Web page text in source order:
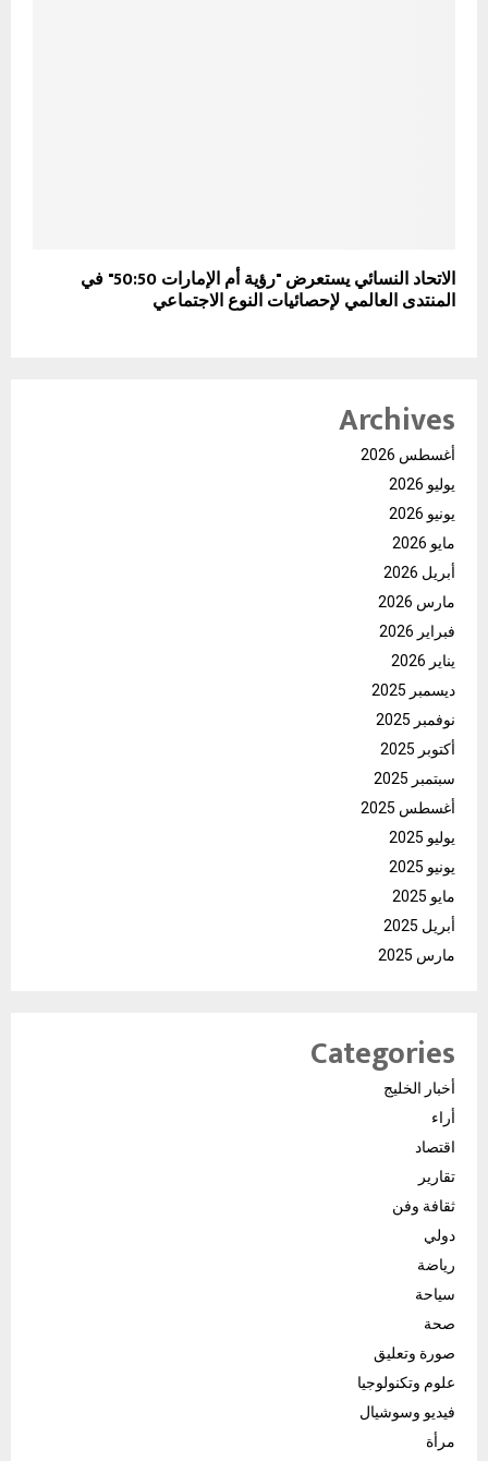
الاتحاد النسائي يستعرض "رؤية أم الإمارات 50:50" في
المنتدى العالمي لإحصائيات النوع الاجتماعي
Archives
أغسطس 2026
يوليو 2026
يونيو 2026
مايو 2026
أبريل 2026
مارس 2026
فبراير 2026
يناير 2026
ديسمبر 2025
نوفمبر 2025
أكتوبر 2025
سبتمبر 2025
أغسطس 2025
يوليو 2025
يونيو 2025
مايو 2025
أبريل 2025
مارس 2025
Categories
أخبار الخليج
أراء
اقتصاد
تقارير
ثقافة وفن
دولي
رياضة
سياحة
صحة
صورة وتعليق
علوم وتكنولوجيا
فيديو وسوشيال
مرأة